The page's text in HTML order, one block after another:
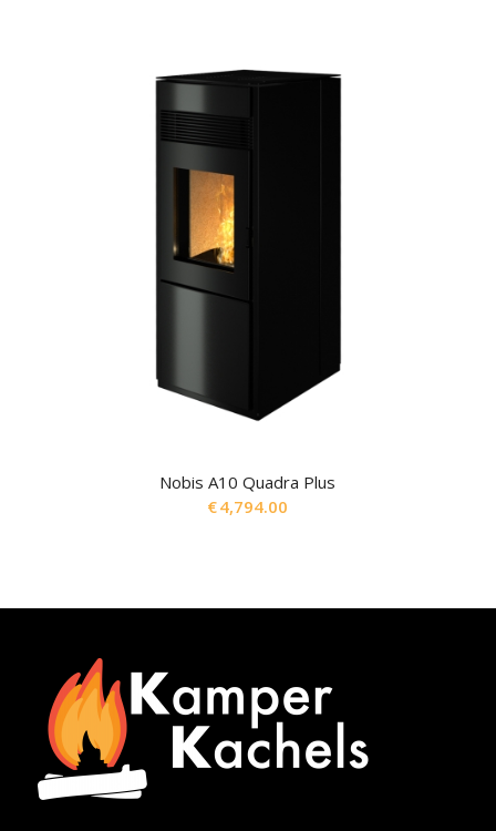
Nobis A10 Quadra Plus
€4,794.00